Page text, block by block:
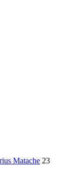
Matache 23